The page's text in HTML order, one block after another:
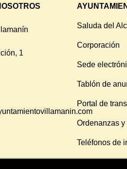
1
Saluda del
Corporación
Sede
Tablón de
Portal de
Ordenanzas
Teléfonos de